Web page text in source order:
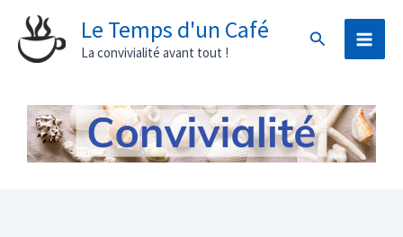
Aller
contenu
Le Temps d'un Café
La convivialité avant tout !
Rechercher